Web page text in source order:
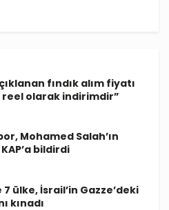
fındık alım fiyatı
reel olarak indirimdir”
Mohamed Salah’ın
bildirdi
ülke, İsrail’in Gazze’deki
kınadı